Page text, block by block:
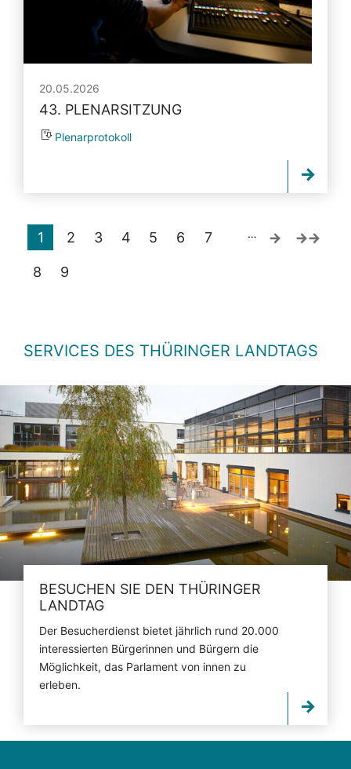
20.05.2026
43. PLENARSITZUNG
Plenarprotokoll
1 2 3 4 5 6 7
8 9
…
SERVICES DES THÜRINGER LANDTAGS
BESUCHEN SIE DEN THÜRINGER
LANDTAG
Der Besucherdienst bietet jährlich rund 20.000
interessierten Bürgerinnen und Bürgern die
Möglichkeit, das Parlament von innen zu
erleben.